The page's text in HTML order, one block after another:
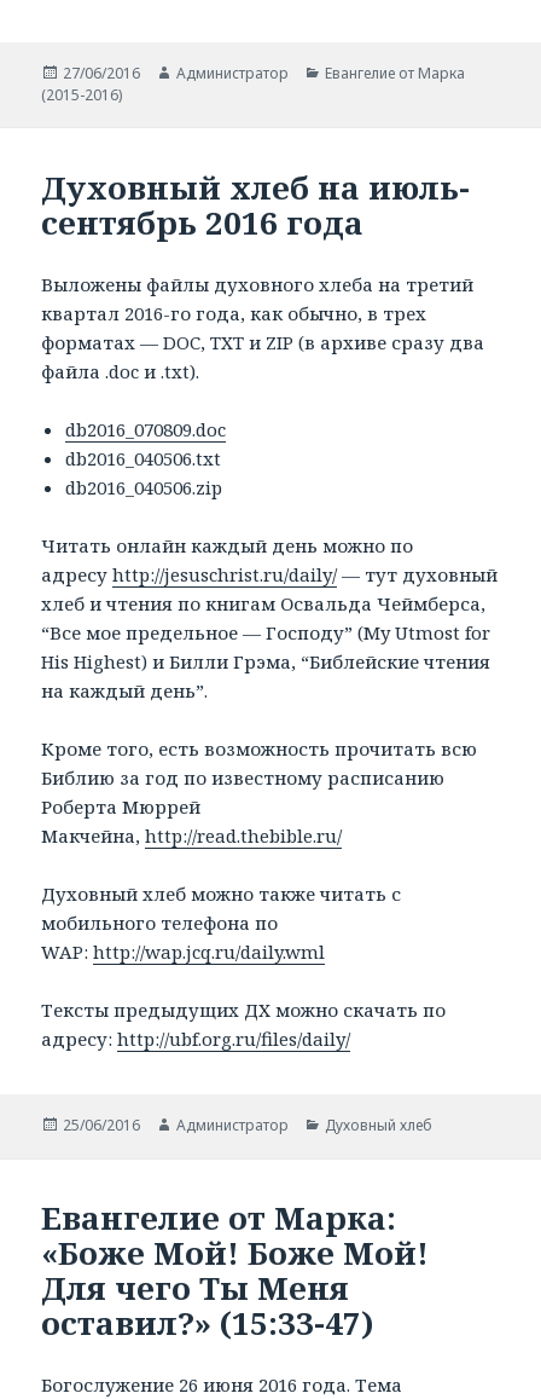
Опубликовано
27/06/2016 Автор
Администратор Рубрики
Евангелие от Марка
(2015-2016)
Духовный хлеб на июль-
сентябрь 2016 года
Выложены файлы духовного хлеба на третий
квартал 2016-го года, как обычно, в трех
форматах — DOC, TXT и ZIP (в архиве сразу два
файла .doc и .txt).
db2016_070809.doc
db2016_040506.txt
db2016_040506.zip
Читать онлайн каждый день можно по
адресуhttp://jesuschrist.ru/daily/— тут духовный
хлеб и чтения по книгам Освальда Чеймберса,
“Все мое предельное — Господу” (My Utmost for
His Highest) и Билли Грэма, “Библейские чтения
на каждый день”.
Кроме того, есть возможность прочитать всю
Библию за год по известному расписанию
Роберта Мюррей
Макчейна,http://read.thebible.ru/
Духовный хлеб можно также читать с
мобильного телефона по
WAP:http://wap.jcq.ru/daily.wml
Тексты предыдущих ДХ можно скачать по
адресу:http://ubf.org.ru/files/daily/
Опубликовано
25/06/2016 Автор
Администратор Рубрики
Духовный хлеб
Евангелие от Марка:
«Боже Мой! Боже Мой!
Для чего Ты Меня
оставил?» (15:33-47)
Богослужение 26 июня 2016 года. Тема